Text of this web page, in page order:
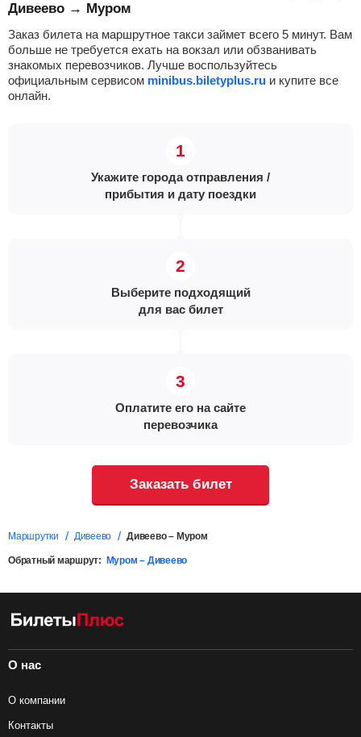
Дивеево → Муром
Заказ билета на маршрутное такси займет всего 5 минут. Вам
больше не требуется ехать на вокзал или обзванивать
знакомых перевозчиков. Лучше воспользуйтесь
официальным сервисом minibus.biletyplus.ru и купите все
онлайн.
Укажите города отправления /
прибытия и дату поездки
Выберите подходящий
для вас билет
Оплатите его на сайте
перевозчика
Заказать билет
Маршрутки Дивеево Дивеево – Муром
Обратный маршрут: Муром – Дивеево
О нас
О компании
Контакты